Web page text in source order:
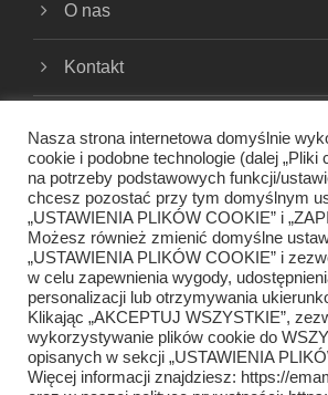
O nas
Kontakt
Polityka prywatności
Regulamin
Nasza strona internetowa domyślnie
cookie i podobne technologie (dalej „Pliki
na potrzeby podstawowych funkcji/
chcesz pozostać przy tym domyślnym
„USTAWIENIA PLIKÓW COOKIE” i
Możesz również zmienić domyślne
„USTAWIENIA PLIKÓW COOKIE” i
w celu zapewnienia wygody,
personalizacji lub otrzymywania
Klikając „AKCEPTUJ WSZYSTKIE”,
wykorzystywanie plików cookie do
opisanych w sekcji „USTAWIENIA
Więcej informacji znajdziesz: https://